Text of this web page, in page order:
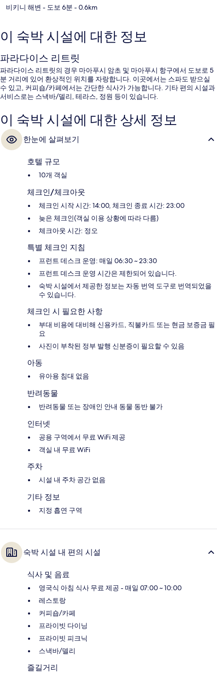
비키니 해변 - 도보 6분 - 0.6km
이 숙박 시설에 대한 정보
파라다이스 리트릿
파라다이스 리트릿의 경우 마아푸시 암초 및 마아푸시 항구에서 도보로 5
분 거리에 있어 환상적인 위치를 자랑합니다. 이곳에서는 스파도 받으실
수 있고, 커피숍/카페에서는 간단한 식사가 가능합니다. 기타 편의 시설과
서비스로는 스낵바/델리, 테라스, 정원 등이 있습니다.
이 숙박 시설에 대한 상세 정보
한눈에 살펴보기
호텔 규모
10개 객실
체크인/체크아웃
체크인 시작 시간: 14:00, 체크인 종료 시간: 23:00
늦은 체크인(객실 이용 상황에 따라 다름)
체크아웃 시간: 정오
특별 체크인 지침
프런트 데스크 운영: 매일 06:30 ~ 23:30
프런트 데스크 운영 시간은 제한되어 있습니다.
숙박 시설에서 제공한 정보는 자동 번역 도구로 번역되었을
수 있습니다.
체크인 시 필요한 사항
부대 비용에 대비해 신용카드, 직불카드 또는 현금 보증금 필
요
사진이 부착된 정부 발행 신분증이 필요할 수 있음
아동
유아용 침대 없음
반려동물
반려동물 또는 장애인 안내 동물 동반 불가
인터넷
공용 구역에서 무료 WiFi 제공
객실 내 무료 WiFi
주차
시설 내 주차 공간 없음
기타 정보
지정 흡연 구역
숙박 시설 내 편의 시설
식사 및 음료
영국식 아침 식사 무료 제공 - 매일 07:00 ~ 10:00
레스토랑
커피숍/카페
프라이빗 다이닝
프라이빗 피크닉
스낵바/델리
즐길거리